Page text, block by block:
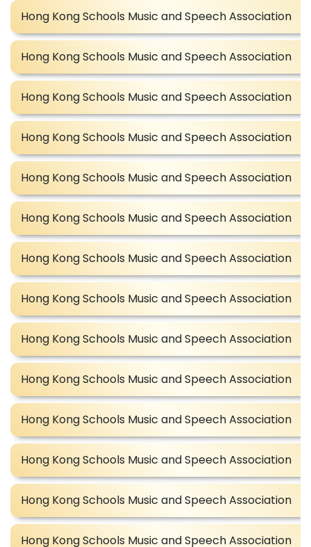
Hong Kong Schools Music and Speech Association
Hong Kong Schools Music and Speech Association
Hong Kong Schools Music and Speech Association
Hong Kong Schools Music and Speech Association
Hong Kong Schools Music and Speech Association
Hong Kong Schools Music and Speech Association
Hong Kong Schools Music and Speech Association
Hong Kong Schools Music and Speech Association
Hong Kong Schools Music and Speech Association
Hong Kong Schools Music and Speech Association
Hong Kong Schools Music and Speech Association
Hong Kong Schools Music and Speech Association
Hong Kong Schools Music and Speech Association
Hong Kong Schools Music and Speech Association